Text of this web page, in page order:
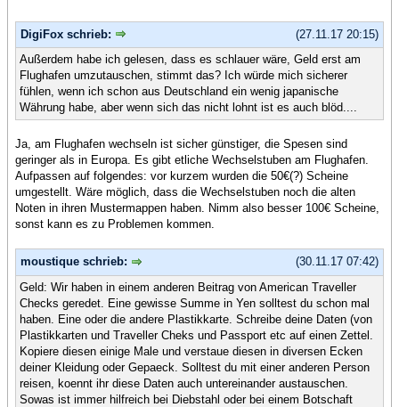
(27.11.17 20:15)
DigiFox schrieb:
Außerdem habe ich gelesen, dass es schlauer wäre, Geld erst am
Flughafen umzutauschen, stimmt das? Ich würde mich sicherer
fühlen, wenn ich schon aus Deutschland ein wenig japanische
Währung habe, aber wenn sich das nicht lohnt ist es auch blöd....
Ja, am Flughafen wechseln ist sicher günstiger, die Spesen sind
geringer als in Europa. Es gibt etliche Wechselstuben am Flughafen.
Aufpassen auf folgendes: vor kurzem wurden die 50€(?) Scheine
umgestellt. Wäre möglich, dass die Wechselstuben noch die alten
Noten in ihren Mustermappen haben. Nimm also besser 100€ Scheine,
sonst kann es zu Problemen kommen.
(30.11.17 07:42)
moustique schrieb:
Geld: Wir haben in einem anderen Beitrag von American Traveller
Checks geredet. Eine gewisse Summe in Yen solltest du schon mal
haben. Eine oder die andere Plastikkarte. Schreibe deine Daten (von
Plastikkarten und Traveller Cheks und Passport etc auf einen Zettel.
Kopiere diesen einige Male und verstaue diesen in diversen Ecken
deiner Kleidung oder Gepaeck. Solltest du mit einer anderen Person
reisen, koennt ihr diese Daten auch untereinander austauschen.
Sowas ist immer hilfreich bei Diebstahl oder bei einem Botschaft